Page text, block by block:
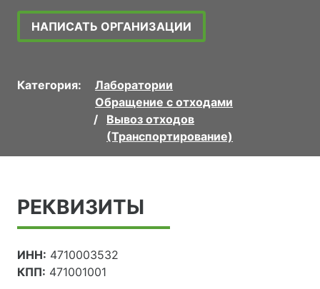
НАПИСАТЬ ОРГАНИЗАЦИИ
Категория:
Лаборатории
Обращение с отходами
Вывоз отходов
(Транспортирование)
РЕКВИЗИТЫ
ИНН: 4710003532
КПП: 471001001